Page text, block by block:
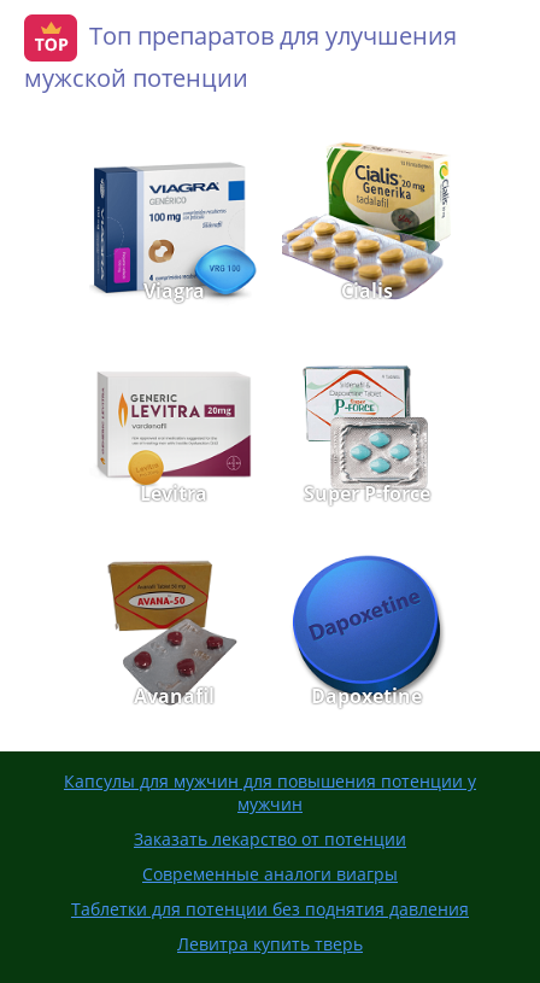
Топ препаратов для улучшения
мужской потенции
Viagra Cialis
Levitra Super P-force
Avanafil Dapoxetine
Капсулы для мужчин для повышения потенции у
мужчин
Заказать лекарство от потенции
Современные аналоги виагры
Таблетки для потенции без поднятия давления
Левитра купить тверь